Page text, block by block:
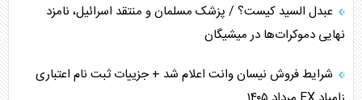
عبدل السید کیست؟ / پزشک مسلمان و منتقد اسرائیل، نامزد
نهایی دموکرات‌ها در میشیگان
شرایط فروش نیسان وانت اعلام شد + جزییات ثبت نام اعتباری